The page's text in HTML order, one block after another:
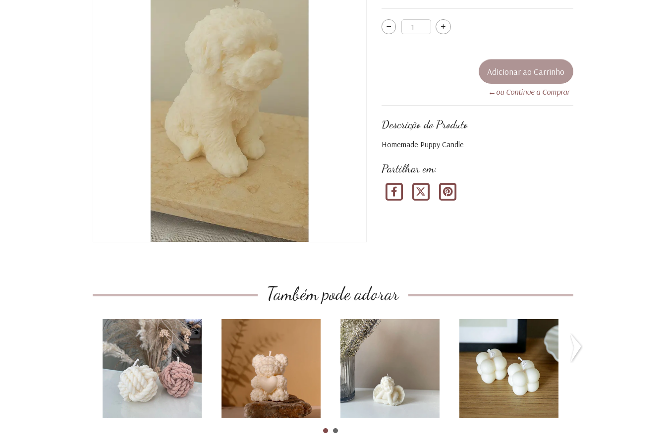
←ou Continue a Comprar
Descrição do Produto
Homemade Puppy Candle
Partilhar em:
Também pode adorar
The Knot Candle
CHF4.90
Teddy Bear with
Heart
CHF14.90
Angel Baby Candle
CHF12.90
Mini Bubble
Candle
CHF4.90
Twirl Candle